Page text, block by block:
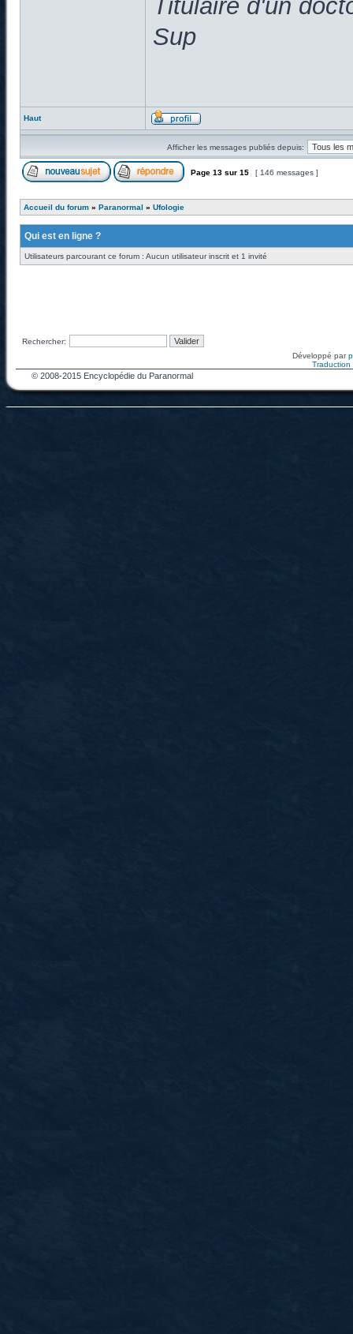
Titulaire d'un
Sup
Haut
Afficher les messages publiés depuis:
Page 13 sur 15 [ 146 messages ]
Accueil du forum » Paranormal » Ufologie
Qui est en ligne ?
Utilisateurs parcourant ce forum : Aucun utilisateur inscrit et 1 invité
Rechercher:
Développé par
Traduction
© 2008-2015 Encyclopédie du Paranormal